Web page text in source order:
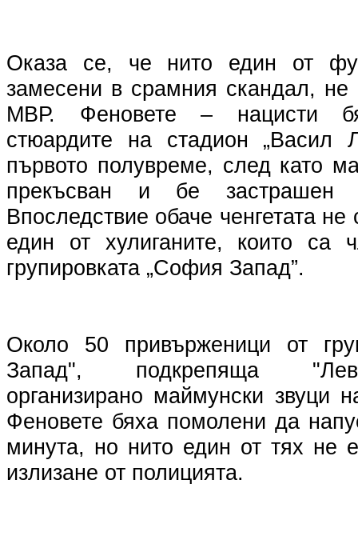
Оказа се, че нито един от
замесени в срамния скандал,
МВР. Феновете – нацисти
стюардите на стадион „Васил
първото полувреме, след като
прекъсван и бе застрашен
Впоследствие обаче ченгетата не
един от хулиганите, които са
групировката „София Запад”.
Около 50 привърженици от
Запад", подкрепяща
организирано маймунски звуци
Феновете бяха помолени да
минута, но нито един от тях не
излизане от полицията.